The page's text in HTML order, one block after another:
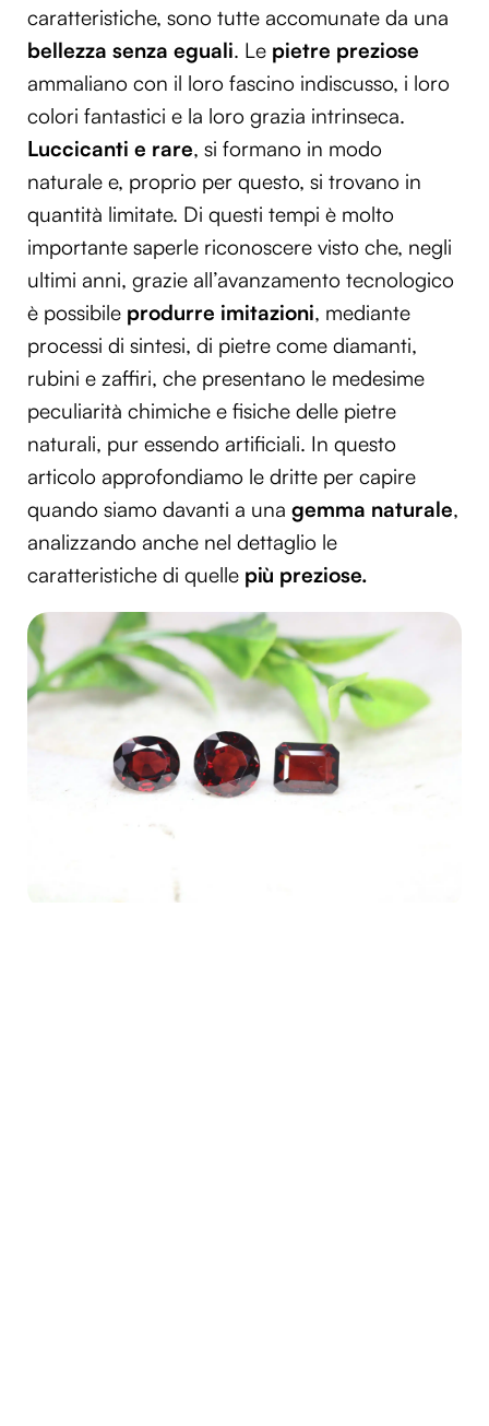
caratteristiche, sono tutte accomunate da una
bellezza senza eguali. Le pietre preziose
ammaliano con il loro fascino indiscusso, i loro
colori fantastici e la loro grazia intrinseca.
Luccicanti e rare, si formano in modo
naturale e, proprio per questo, si trovano in
quantità limitate. Di questi tempi è molto
importante saperle riconoscere visto che, negli
ultimi anni, grazie all’avanzamento tecnologico
è possibile produrre imitazioni, mediante
processi di sintesi, di pietre come diamanti,
rubini e zaffiri, che presentano le medesime
peculiarità chimiche e fisiche delle pietre
naturali, pur essendo artificiali. In questo
articolo approfondiamo le dritte per capire
quando siamo davanti a una gemma naturale,
analizzando anche nel dettaglio le
caratteristiche di quelle più preziose.